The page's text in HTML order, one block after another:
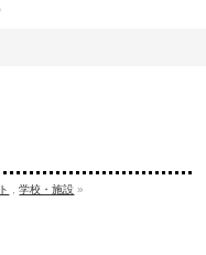
,学校・施設 »